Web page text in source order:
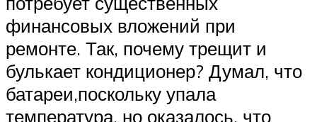
финансовых вложений при
ремонте. Так, почему трещит и
булькает кондиционер? Думал, что
батареи,поскольку упала
температура, но оказалось, что